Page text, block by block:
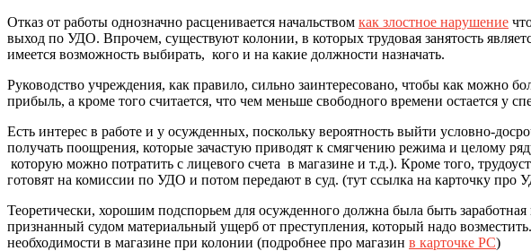
Отказ от работы однозначно расценивается начальством как злостное нарушение
выход по УДО. Впрочем, существуют колонии, в которых трудовая занятость
имеется возможность выбирать, кого и на какие должности назначать.
Руководство учреждения, как правило, сильно заинтересовано, чтобы как можно
прибыль, а кроме того считается, что чем меньше свободного времени остается у
Есть интерес в работе и у осужденных, поскольку вероятность выйти условно-
получать поощрения, которые зачастую приводят к смягчению режима и целому
которую можно потратить с лицевого счета в магазине и т.д.). Кроме того,
готовят на комиссии по УДО и потом передают в суд. (тут ссылка на карточку
Теоретически, хорошим подспорьем для осужденного должна была быть
признанный судом материальный ущерб от преступления, который надо
необходимости в магазине при колонии (подробнее про магазин в карточке РС)